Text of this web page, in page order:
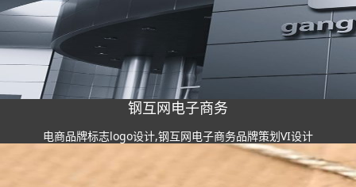
钢互网电子商务
电商品牌标志logo设计,钢互网电子商务品牌策划VI设计